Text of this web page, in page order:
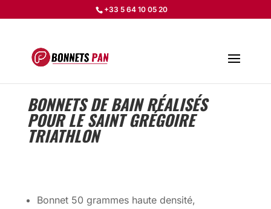
+33 5 64 10 05 20
BONNETS DE BAIN RÉALISÉS
POUR LE SAINT GRÉGOIRE
TRIATHLON
Bonnet 50 grammes haute densité,